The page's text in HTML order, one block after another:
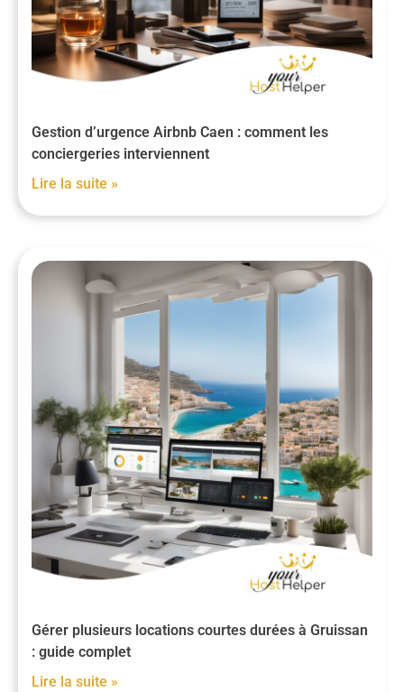
Gestion d’urgence Airbnb Caen : comment les
conciergeries interviennent
Lire la suite »
Gérer plusieurs locations courtes durées à Gruissan
: guide complet
Lire la suite »